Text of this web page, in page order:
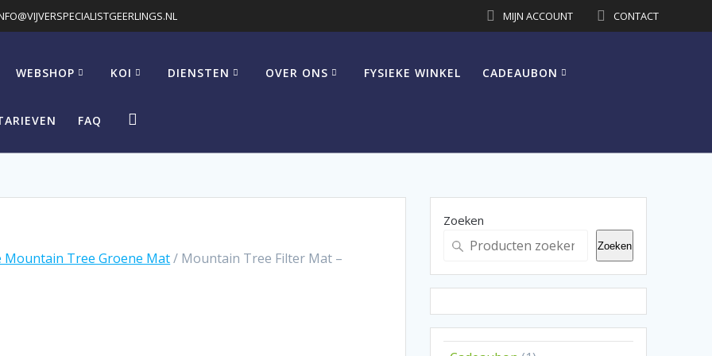
MIJN ACCOUNT CONTACT
WEBSHOP KOI DIENSTEN OVER ONS FYSIEKE WINKEL CADEAUBON
FAQ
Mountain Tree Groene Mat/ Mountain Tree Filter Mat –
Zoeken
Zoeken